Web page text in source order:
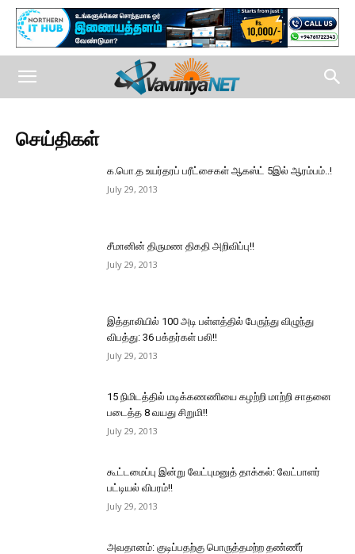
செய்திகள்
க.பொ.த உயர்தரப் பரீட்சைகள் ஆகஸ்ட் 5இல் ஆரம்பம்..!
July 29, 2013
சீமானின் திருமண திகதி அறிவிப்பு!!
July 29, 2013
இத்தாலியில் 100 அடி பள்ளத்தில் பேருந்து விழுந்து
விபத்து: 36 பக்தர்கள் பலி!!
July 29, 2013
15 நிமிடத்தில் மடிக்கணணியை கழற்றி மாற்றி சாதனை
படைத்த 8 வயது சிறுமி!!
July 29, 2013
கூட்டமைப்பு இன்று வேட்புமனுத் தாக்கல்: வேட்பாளர்
பட்டியல் விபரம்!!
July 29, 2013
அவதானம்: குடிப்பதற்கு பொருத்தமற்ற தண்ணீர்